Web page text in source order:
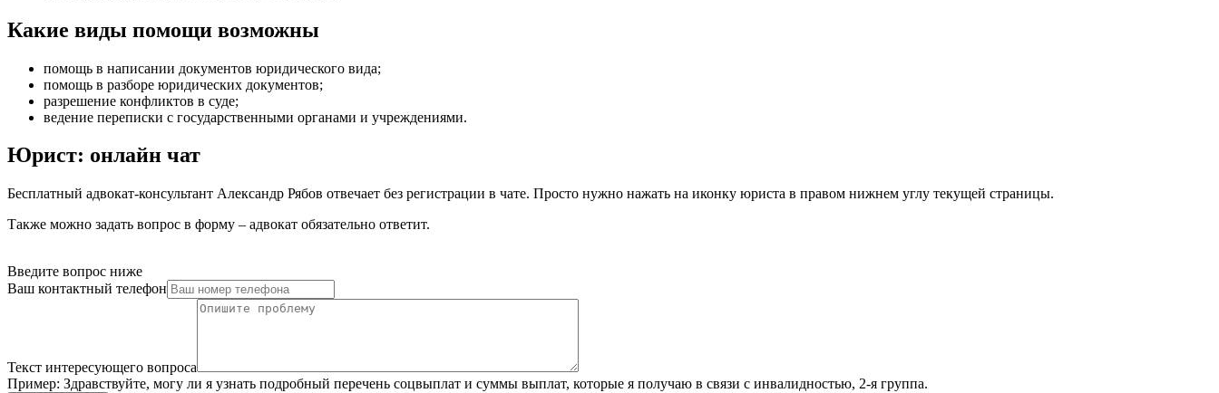
Какие виды помощи возможны
помощь в написании документов юридического вида;
помощь в разборе юридических документов;
разрешение конфликтов в суде;
ведение переписки с государственными органами и учреждениями.
Юрист: онлайн чат
Бесплатный адвокат-консультант Александр Рябов отвечает без регистрации в чате. Просто нужно нажать на иконку юриста в правом нижнем углу текущей страницы.
Также можно задать вопрос в форму – адвокат обязательно ответит.
Введите вопрос ниже
Ваш контактный телефон
Текст интересующего вопроса
Пример: Здравствуйте, могу ли я узнать подробный перечень соцвыплат и суммы выплат, которые я получаю в связи с инвалидностью, 2-я группа.